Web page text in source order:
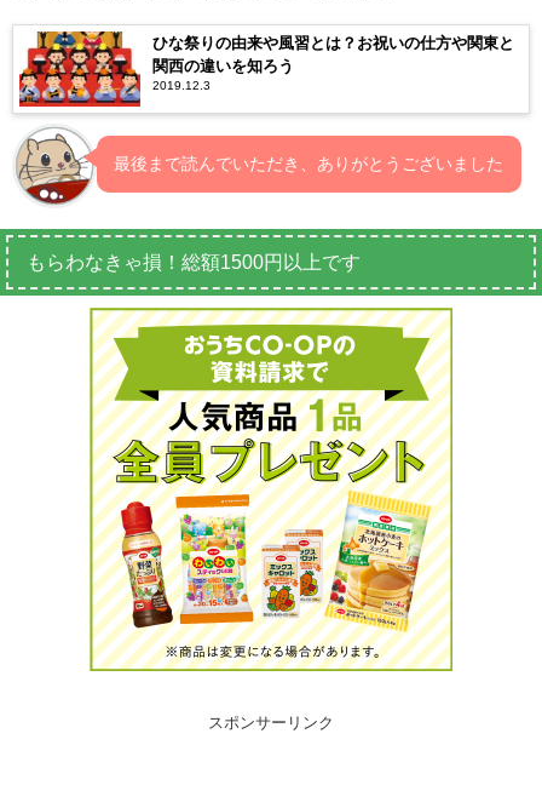
ひな祭りの由来や風習とは？お祝いの仕方や関東と
関西の違いを知ろう
2019.12.3
最後まで読んでいただき、ありがとうございました
もらわなきゃ損！総額1500円以上です
スポンサーリンク